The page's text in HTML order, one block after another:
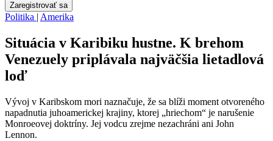
Zaregistrovať sa
Politika | Amerika
Situácia v Karibiku hustne. K brehom
Venezuely priplávala najväčšia lietadlová
loď
Vývoj v Karibskom mori naznačuje, že sa blíži moment otvoreného
napadnutia juhoamerickej krajiny, ktorej „hriechom“ je narušenie
Monroeovej doktríny. Jej vodcu zrejme nezachráni ani John
Lennon.